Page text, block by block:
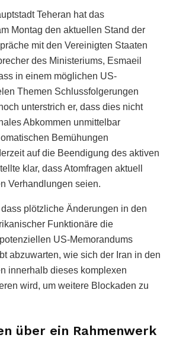
Teheran hat das
Montag den aktuellen Stand der
mit den Vereinigten Staaten
des Ministeriums, Esmaeil
in einem möglichen US-
Themen Schlussfolgerungen
unterstrich er, dass dies nicht
Abkommen unmittelbar
Bemühungen
auf die Beendigung des aktiven
klar, dass Atomfragen aktuell
Verhandlungen seien.
plötzliche Änderungen in den
Funktionäre die
US-Memorandums
abzuwarten, wie sich der Iran in den
innerhalb dieses komplexen
wird, um weitere Blockaden zu
über ein Rahmenwerk